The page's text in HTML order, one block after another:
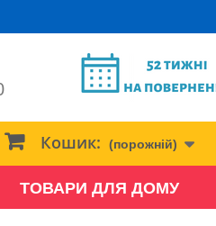
Кошик: (порожній)
ТОВАРИ ДЛЯ ДОМУ